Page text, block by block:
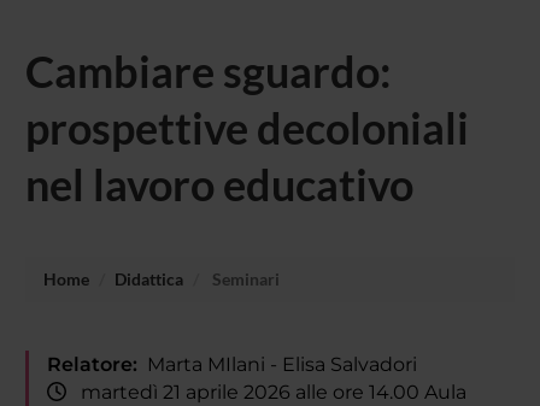
Cambiare sguardo:
prospettive decoloniali
nel lavoro educativo
Home Didattica Seminari
Relatore: Marta MIlani - Elisa Salvadori
martedì 21 aprile 2026 alle ore 14.00 Aula